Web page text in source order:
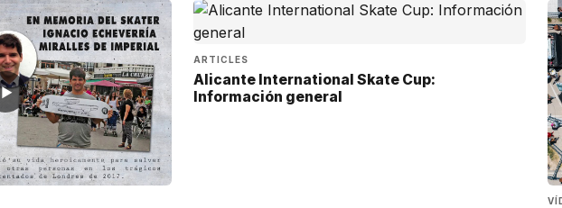
▶
ARTICLES
Alicante International Skate Cup:
Información general